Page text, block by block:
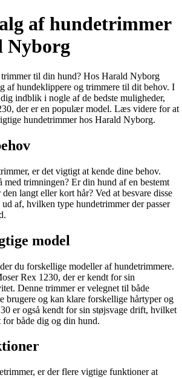
af hundetrimmer
Nyborg
til din hund? Hos Harald Nyborg
af hundeklippere og trimmere til dit behov. I
indblik i nogle af de bedste muligheder,
der er en populær model. Læs videre for at
hundetrimmer hos Harald Nyborg.
er det vigtigt at kende dine behov.
med trimningen? Er din hund af en bestemt
langt eller kort hår? Ved at besvare disse
af, hvilken type hundetrimmer der passer
model
du forskellige modeller af hundetrimmere.
Rex 1230, der er kendt for sin
Denne trimmer er velegnet til både
brugere og kan klare forskellige hårtyper og
er også kendt for sin støjsvage drift, hvilket
for både dig og din hund.
er der flere vigtige funktioner at